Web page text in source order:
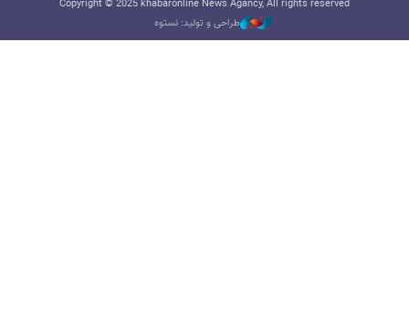
Copyright © 2025 khabaronline News Agancy, All rights reserved
طراحی و تولید: نستوه